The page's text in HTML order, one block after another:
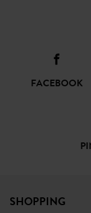
FACEBOOK
SHOPPING